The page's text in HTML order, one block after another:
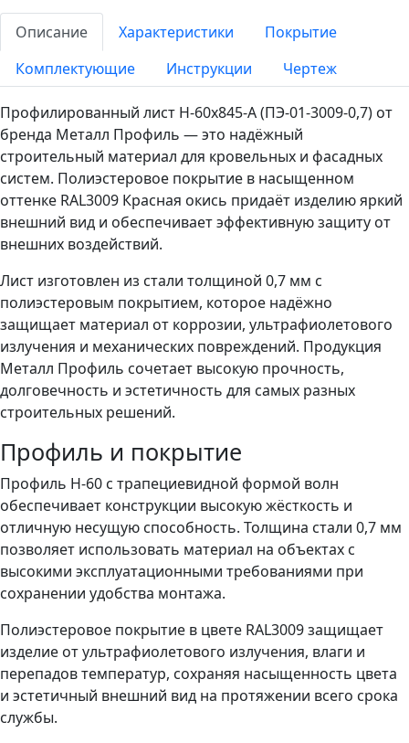
Описание Характеристики
Покрытие
Комплектующие
Инструкции Чертеж
Профилированный лист Н-60x845-A (ПЭ-01-3009-0,7) от
бренда Металл Профиль — это надёжный
строительный материал для кровельных и фасадных
систем. Полиэстеровое покрытие в насыщенном
оттенке RAL3009 Красная окись придаёт изделию яркий
внешний вид и обеспечивает эффективную защиту от
внешних воздействий.
Лист изготовлен из стали толщиной 0,7 мм с
полиэстеровым покрытием, которое надёжно
защищает материал от коррозии, ультрафиолетового
излучения и механических повреждений. Продукция
Металл Профиль сочетает высокую прочность,
долговечность и эстетичность для самых разных
строительных решений.
Профиль и покрытие
Профиль Н-60 с трапециевидной формой волн
обеспечивает конструкции высокую жёсткость и
отличную несущую способность. Толщина стали 0,7 мм
позволяет использовать материал на объектах с
высокими эксплуатационными требованиями при
сохранении удобства монтажа.
Полиэстеровое покрытие в цвете RAL3009 защищает
изделие от ультрафиолетового излучения, влаги и
перепадов температур, сохраняя насыщенность цвета
и эстетичный внешний вид на протяжении всего срока
службы.